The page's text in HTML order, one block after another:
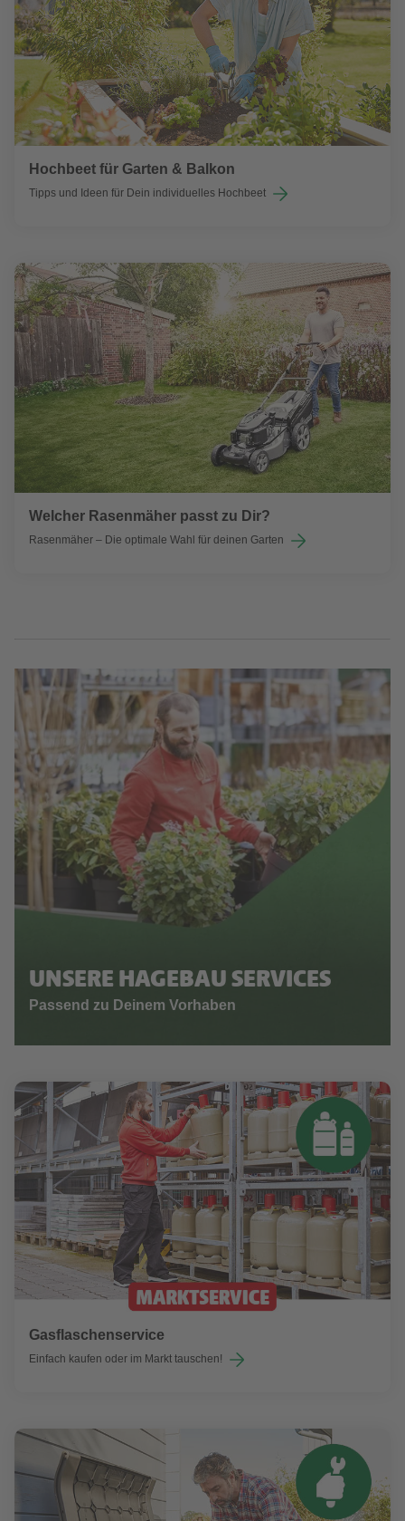
Hochbeet für Garten & Balkon
Tipps und Ideen für Dein individuelles Hochbeet
Welcher Rasenmäher passt zu Dir?
Rasenmäher – Die optimale Wahl für deinen Garten
UNSERE HAGEBAU SERVICES
Passend zu Deinem Vorhaben
Gasflaschenservice
Einfach kaufen oder im Markt tauschen!